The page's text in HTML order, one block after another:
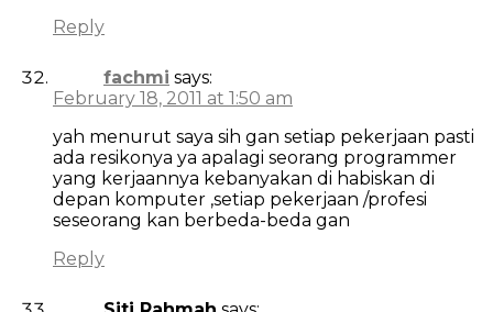
Reply
fachmi says:
February 18, 2011 at 1:50 am
yah menurut saya sih gan setiap pekerjaan pasti
ada resikonya ya apalagi seorang programmer
yang kerjaannya kebanyakan di habiskan di
depan komputer ,setiap pekerjaan /profesi
seseorang kan berbeda-beda gan
Reply